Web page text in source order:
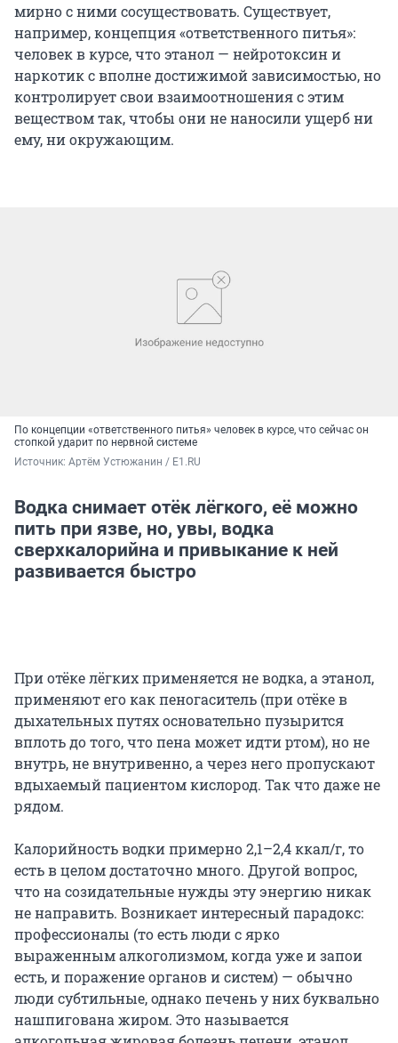
мирно с ними сосуществовать. Существует,
например, концепция «ответственного питья»:
человек в курсе, что этанол — нейротоксин и
наркотик с вполне достижимой зависимостью, но
контролирует свои взаимоотношения с этим
веществом так, чтобы они не наносили ущерб ни
ему, ни окружающим.
По концепции «ответственного питья» человек в курсе, что сейчас он
стопкой ударит по нервной системе
Источник: Артём Устюжанин / E1.RU
Водка снимает отёк лёгкого, её можно
пить при язве, но, увы, водка
сверхкалорийна и привыкание к ней
развивается быстро
При отёке лёгких применяется не водка, а этанол,
применяют его как пеногаситель (при отёке в
дыхательных путях основательно пузырится
вплоть до того, что пена может идти ртом), но не
внутрь, не внутривенно, а через него пропускают
вдыхаемый пациентом кислород. Так что даже не
рядом.
Калорийность водки примерно 2,1–2,4 ккал/г, то
есть в целом достаточно много. Другой вопрос,
что на созидательные нужды эту энергию никак
не направить. Возникает интересный парадокс:
профессионалы (то есть люди с ярко
выраженным алкоголизмом, когда уже и запои
есть, и поражение органов и систем) — обычно
люди субтильные, однако печень у них буквально
нашпигована жиром. Это называется